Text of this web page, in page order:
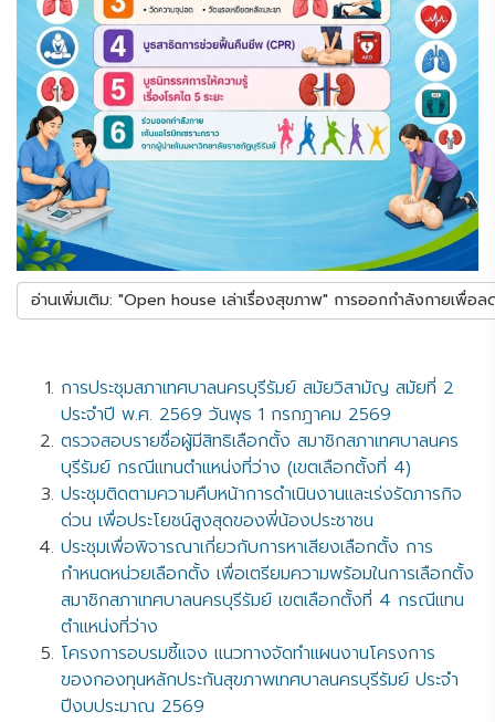
อ่านเพิ่มเติม: "Open house เล่าเรื่องสุขภาพ" การออกกำลังกายเพื่อ
การประชุมสภาเทศบาลนครบุรีรัมย์ สมัยวิสามัญ สมัยที่ 2
ประจำปี พ.ศ. 2569 วันพุธ 1 กรกฎาคม 2569
ตรวจสอบรายชื่อผู้มีสิทธิเลือกตั้ง สมาชิกสภาเทศบาลนคร
บุรีรัมย์ กรณีแทนตำแหน่งที่ว่าง (เขตเลือกตั้งที่ 4)
ประชุมติดตามความคืบหน้าการดำเนินงานและเร่งรัดภารกิจ
ด่วน เพื่อประโยชน์สูงสุดของพี่น้องประชาชน
ประชุมเพื่อพิจารณาเกี่ยวกับการหาเสียงเลือกตั้ง การ
กำหนดหน่วยเลือกตั้ง เพื่อเตรียมความพร้อมในการเลือกตั้ง
สมาชิกสภาเทศบาลนครบุรีรัมย์ เขตเลือกตั้งที่ 4 กรณีแทน
ตำแหน่งที่ว่าง
โครงการอบรมชี้แจง แนวทางจัดทำแผนงานโครงการ
ของกองทุนหลักประกันสุขภาพเทศบาลนครบุรีรัมย์ ประจำ
ปีงบประมาณ 2569